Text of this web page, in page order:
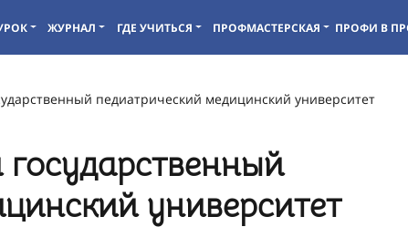
ЖУРНАЛ ГДЕ УЧИТЬСЯ ПРОФМАСТЕРСКАЯ ПРОФИ В
педиатрический медицинский университет
университет